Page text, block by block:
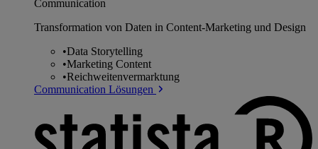
Communication
Transformation von Daten in Content-Marketing und Design
•Data Storytelling
•Marketing Content
•Reichweitenvermarktung
Communication Lösungen